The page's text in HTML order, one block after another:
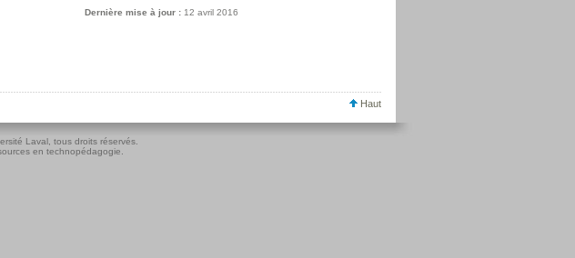
Dernière mise à jour : 12 avril 2016
Haut
Laval, tous droits réservés.
en technopédagogie